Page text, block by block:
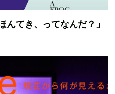
てき、ってなんだ？」